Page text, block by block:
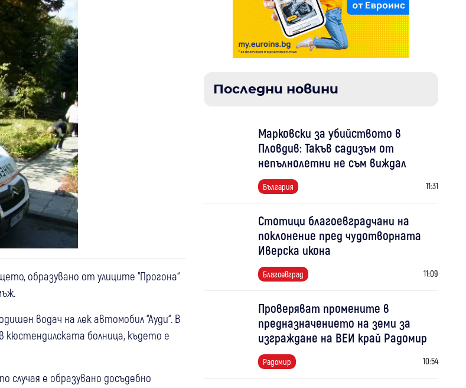
образувано от улиците “Прогона“
водач на лек автомобил “Ауди“. В
кюстендилската болница, където е
случая е образувано досъдебно
Последни новини
Марковски за убийството в
Пловдив: Такъв садизъм от
непълнолетни не съм виждал
България 11:31
Стотици благоевградчани на
поклонение пред чудотворната
Иверска икона
Благоевград 11:09
Проверяват промените в
предназначението на земи за
изграждане на ВЕИ край Радомир
Радомир 10:54